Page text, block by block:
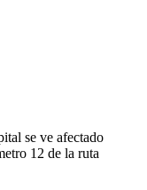
se ve afectado
12 de la ruta